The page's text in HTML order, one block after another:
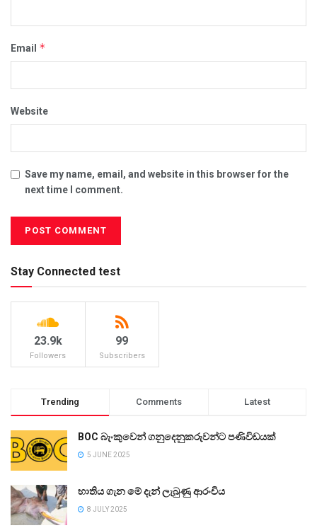
Email *
Website
Save my name, email, and website in this browser for the
next time I comment.
Stay Connected test
23.9k
Followers
99
Subscribers
Trending Comments Latest
BOC බැංකුවෙන් ගනුදෙනුකරුවන්ට පණිවිඩයක්
5 JUNE 2025
භාතිය ගැන මේ දැන් ලැබුණු ආරංචිය
8 JULY 2025